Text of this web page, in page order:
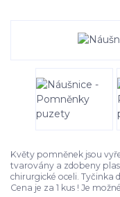
Květy pomněnek jsou
tvarovány a zdobeny
chirurgické oceli. Tyčinka
Cena je za 1 kus ! Je